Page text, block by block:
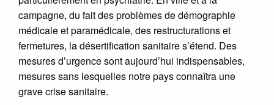
campagne, du fait des problèmes de démographie
médicale et paramédicale, des restructurations et
fermetures, la désertification sanitaire s’étend. Des
mesures d’urgence sont aujourd’hui indispensables,
mesures sans lesquelles notre pays connaîtra une
grave crise sanitaire.